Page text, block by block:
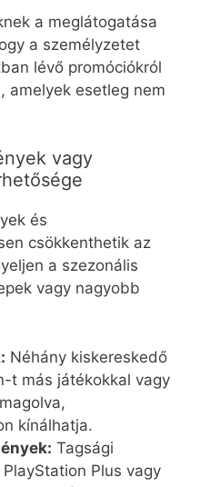
a meglátogatása
a személyzetet
lévő promóciókról
amelyek esetleg nem
vagy
és
csökkenthetik az
a szezonális
vagy nagyobb
Néhány kiskereskedő
t más játékokkal vagy
kínálhatja.
Tagsági
Plus vagy